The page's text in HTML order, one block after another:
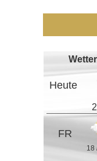
Heute
FR
18